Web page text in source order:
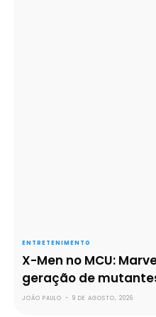
ENTRETENIMENTO
X-Men no MCU:
geração de
JOÃO PAULO - 9 DE AGOSTO, 2026